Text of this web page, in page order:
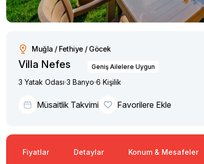
Muğla / Fethiye / Göcek
Villa Nefes Geniş Ailelere Uygun
3 Yatak Odası 3 Banyo 6 Kişilik
Müsaitlik Takvimi Favorilere Ekle
Fiyatlar Detaylar Konum & Mesafeler